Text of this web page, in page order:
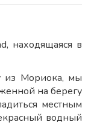
находящаяся в
из Мориока, мы
на берегу
местным
водный